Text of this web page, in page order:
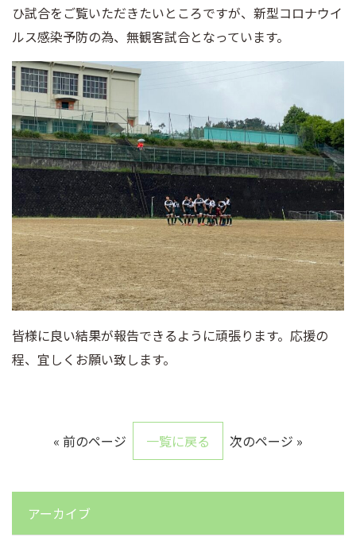
ひ試合をご覧いただきたいところですが、新型コロナウイ
ルス感染予防の為、無観客試合となっています。
皆様に良い結果が報告できるように頑張ります。応援の
程、宜しくお願い致します。
« 前のページ 一覧に戻る 次のページ »
アーカイブ